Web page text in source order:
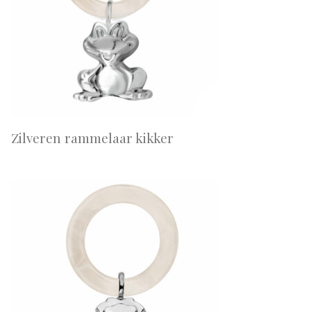
Zilveren rammelaar kikker